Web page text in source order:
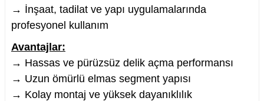
→ İnşaat, tadilat ve yapı uygulamalarında
profesyonel kullanım
Avantajlar:
→ Hassas ve pürüzsüz delik açma performansı
→ Uzun ömürlü elmas segment yapısı
→ Kolay montaj ve yüksek dayanıklılık